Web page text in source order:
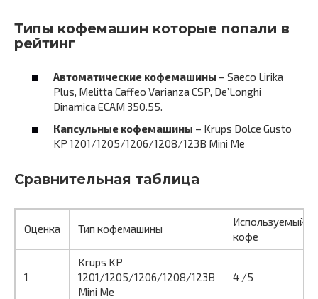
Типы кофемашин которые попали в
рейтинг
Автоматические кофемашины – Saeco Lirika
Plus, Melitta Caffeo Varianza CSP, De’Longhi
Dinamica ECAM 350.55.
Капсульные кофемашины – Krups Dolce Gusto
KP 1201/1205/1206/1208/123B Mini Me
Сравнительная таблица
Оценка Тип кофемашины
Используемый
кофе
1
Krups KP
1201/1205/1206/1208/123B
Mini Me
4 /5